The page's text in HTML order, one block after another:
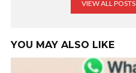
VIEW ALL POSTS
YOU MAY ALSO LIKE